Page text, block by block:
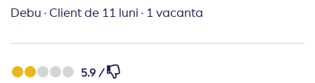
Debu · Client de 11 luni · 1 vacanta
5.9 /